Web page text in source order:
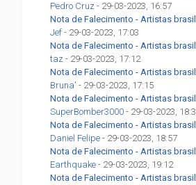
Pedro Cruz - 29-03-2023, 16:57
Nota de Falecimento - Artistas
Jef - 29-03-2023, 17:03
Nota de Falecimento - Artistas
taz - 29-03-2023, 17:12
Nota de Falecimento - Artistas
Bruna' - 29-03-2023, 17:15
Nota de Falecimento - Artistas
SuperBomber3000 - 29-03-2023,
Nota de Falecimento - Artistas
Daniel Felipe - 29-03-2023, 18:57
Nota de Falecimento - Artistas
Earthquake - 29-03-2023, 19:12
Nota de Falecimento - Artistas